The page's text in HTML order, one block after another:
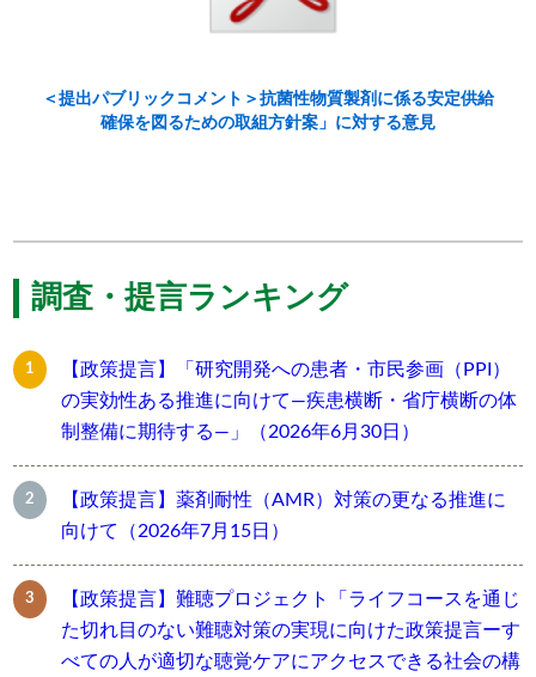
＜提出パブリックコメント＞抗菌性物質製剤に係る安定供給
確保を図るための取組方針案」に対する意見
調査・提言ランキング
【政策提言】「研究開発への患者・市民参画（PPI）
の実効性ある推進に向けて―疾患横断・省庁横断の体
制整備に期待する―」（2026年6月30日）
【政策提言】薬剤耐性（AMR）対策の更なる推進に
向けて（2026年7月15日）
【政策提言】難聴プロジェクト「ライフコースを通じ
た切れ目のない難聴対策の実現に向けた政策提言ーす
べての人が適切な聴覚ケアにアクセスできる社会の構